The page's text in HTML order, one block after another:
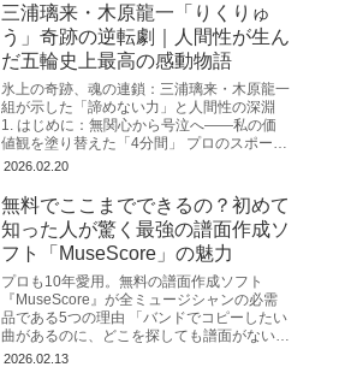
三浦璃来・木原龍一「りくりゅ
う」奇跡の逆転劇｜人間性が生ん
だ五輪史上最高の感動物語
氷上の奇跡、魂の連鎖：三浦璃来・木原龍一
組が示した「諦めない力」と人間性の深淵
1. はじめに：無関心から号泣へ――私の価
値観を塗り替えた「4分間」 プロのスポー
ツ・ノンフィクション作家として、私はこれ
2026.02.20
無料でここまでできるの？初めて
知った人が驚く最強の譜面作成ソ
フト「MuseScore」の魅力
プロも10年愛用。無料の譜面作成ソフト
『MuseScore』が全ミュージシャンの必需
品である5つの理由 「バンドでコピーしたい
曲があるのに、どこを探しても譜面がない」
「ネットで見つけたコード譜が簡素すぎて、
2026.02.13